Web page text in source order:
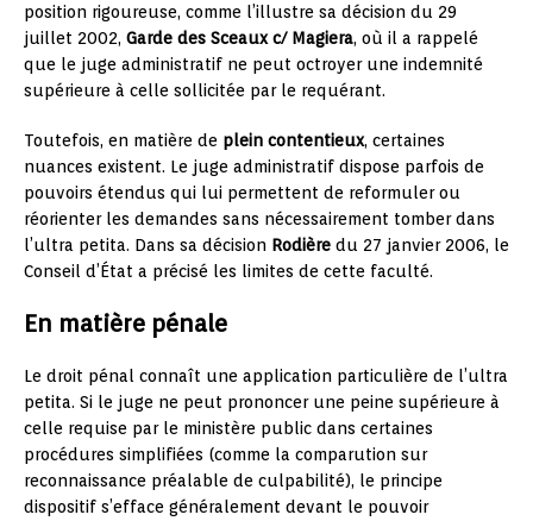
position rigoureuse, comme l’illustre sa décision du 29
juillet 2002, Garde des Sceaux c/ Magiera, où il a rappelé
que le juge administratif ne peut octroyer une indemnité
supérieure à celle sollicitée par le requérant.
Toutefois, en matière de plein contentieux, certaines
nuances existent. Le juge administratif dispose parfois de
pouvoirs étendus qui lui permettent de reformuler ou
réorienter les demandes sans nécessairement tomber dans
l’ultra petita. Dans sa décision Rodière du 27 janvier 2006, le
Conseil d’État a précisé les limites de cette faculté.
En matière pénale
Le droit pénal connaît une application particulière de l’ultra
petita. Si le juge ne peut prononcer une peine supérieure à
celle requise par le ministère public dans certaines
procédures simplifiées (comme la comparution sur
reconnaissance préalable de culpabilité), le principe
dispositif s’efface généralement devant le pouvoir